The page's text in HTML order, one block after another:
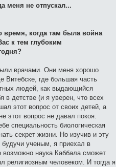
меня не отпускал...
время, когда там была война
к тем глубоким
врачами. Они меня хорошо
Витебске, где большая часть
людей, как выдающийся
детстве (и я уверен, что всех
этот вопрос от своих детей, а
этот вопрос не давал покоя.
специальность биологическая
секрет жизни. Но изучив и эту
будучи ученым, я приехал в
наука Каббала сможет
религиозным человеком. И тогда я